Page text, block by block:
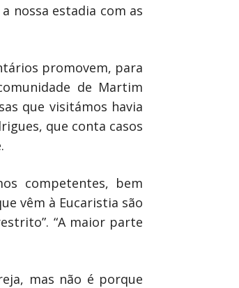
nossa estadia com as
promovem, para
de Martim
que visitámos havia
que conta casos
competentes, bem
vêm à Eucaristia são
“A maior parte
mas não é porque